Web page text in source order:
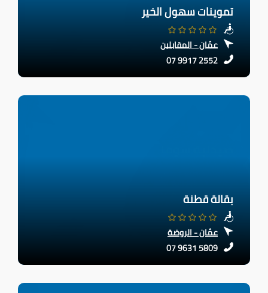
تموينات سهول الخير
عمّان - المقابلين
07 9917 2552
بقالة قطنة
عمّان - الروضة
07 9631 5809